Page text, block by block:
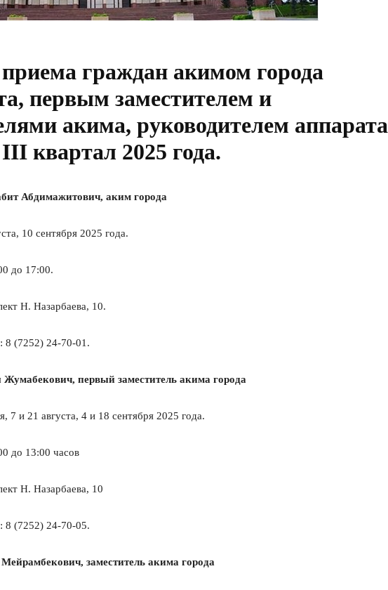
граждан акимом города
первым заместителем и
акима, руководителем аппарата
квартал 2025 года.
Абдимажитович, аким города
10 сентября 2025 года.
до 17:00.
Н. Назарбаева, 10.
8 (7252) 24-70-01.
первый заместитель акима города
7 и 21 августа, 4 и 18 сентября 2025 года.
до 13:00 часов
Н. Назарбаева, 10
8 (7252) 24-70-05.
заместитель акима города